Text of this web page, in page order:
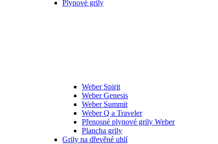
Plynové grily
Weber Spirit
Weber Genesis
Weber Summit
Weber Q a Traveler
Přenosné plynové grily Weber
Plancha grily
Grily na dřevěné uhlí